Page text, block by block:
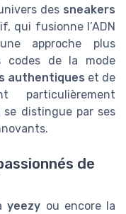
des sneakers
qui fusionne l’ADN
approche plus
codes de la mode
authentiques et de
particulièrement
se distingue par ses
de
yeezy ou encore la